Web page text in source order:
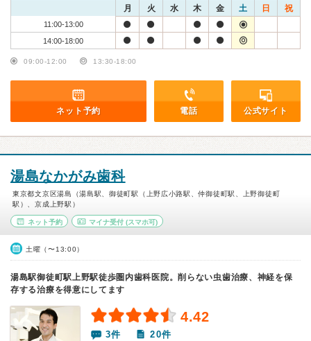
月 火 水 木 金 土 日 祝
11:00-13:00
14:00-18:00
09:00-12:00 13:30-18:00
ネット予約 電話 公式サイト
湯島なかがみ歯科
東京都文京区湯島（湯島駅、御徒町駅（上野広小路駅、仲御徒町駅、上野御徒町
駅）、京成上野駅）
ネット予約 マイナ受付(スマホ可)
土曜（〜13:00）
湯島駅御徒町駅上野駅徒歩圏内歯科医院。削らない虫歯治療、神経を保
存する治療を得意にしてます
4.42
3件 20件